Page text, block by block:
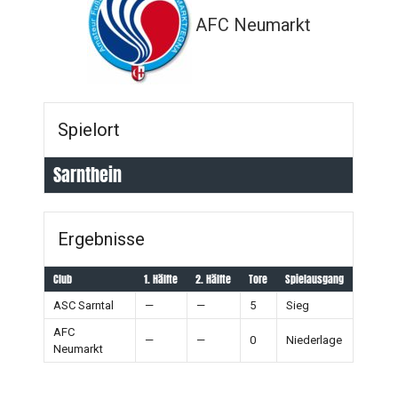
AFC Neumarkt
Spielort
Sarnthein
Ergebnisse
Club 1. Hälfte 2. Hälfte Tore Spielausgang
ASC Sarntal — — 5
Sieg
AFC
Neumarkt
— — 0 Niederlage